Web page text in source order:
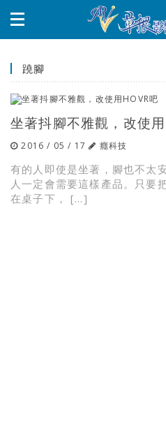
蹺腳
坐著抖腳不雅觀，改使
2016 / 05 / 17 癮科技
有的人即使是坐著，腳也不太
人一定會需要這樣產品。只要
在桌子下， […]